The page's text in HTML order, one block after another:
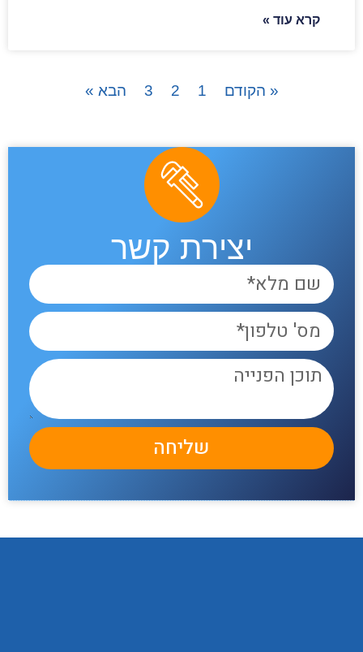
קרא עוד »
« הקודם 1
2
3 הבא »
יצירת קשר
שליחה